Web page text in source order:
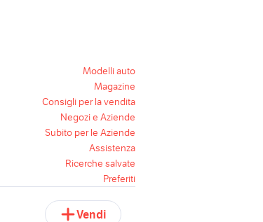
Modelli auto
Magazine
Consigli per la vendita
Negozi e Aziende
Subito per le Aziende
Assistenza
Ricerche salvate
Preferiti
Vendi